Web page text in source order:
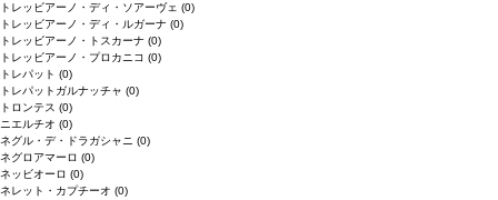
トレッビアーノ・ディ・ソアーヴェ (0)
トレッビアーノ・ディ・ルガーナ (0)
トレッビアーノ・トスカーナ (0)
トレッビアーノ・プロカニコ (0)
トレパット (0)
トレパットガルナッチャ (0)
トロンテス (0)
ニエルチオ (0)
ネグル・デ・ドラガシャニ (0)
ネグロアマーロ (0)
ネッビオーロ (0)
ネレット・カプチーオ (0)